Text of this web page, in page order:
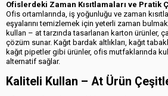
Ofislerdeki Zaman Kısıtlamaları ve Pratik
Ofis ortamlarında, iş yoğunluğu ve zaman
eşyalarını temizlemek için yeterli zaman
kullan – at tarzında tasarlanan karton ürünler,
çözüm sunar. Kağıt bardak altlıkları, kağıt
kağıt pipetler gibi ürünler, ofis mutfaklarında
alternatif sağlar.
Kaliteli Kullan – At Ürün